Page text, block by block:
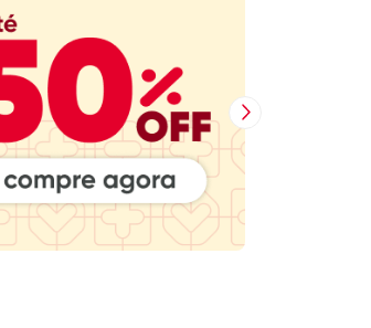
Próxima Imagem